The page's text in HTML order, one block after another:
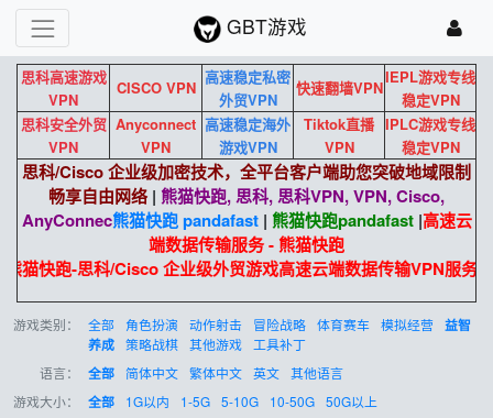
GBT游戏
思科高速游戏
VPN
CISCO VPN
高速稳定私密
外贸VPN
快速翻墙VPN
IEPL游戏专线
稳定VPN
思科安全外贸
VPN
Anyconnect
VPN
高速稳定海外
游戏VPN
Tiktok直播
VPN
IPLC游戏专线
稳定VPN
思科/Cisco 企业级加密技术，全平台客户端助您突破地域限制
畅享自由网络 | 熊猫快跑, 思科, 思科VPN, VPN, Cisco,
AnyConnec熊猫快跑 pandafast| 熊猫快跑pandafast|高速云
端数据传输服务 - 熊猫快跑
熊猫快跑-思科/Cisco 企业级外贸游戏高速云端数据传输VPN服务
游戏类别： 全部 角色扮演 动作射击 冒险战略 体育赛车 模拟经营 益智
养成 策略战棋 其他游戏
工具补丁
语言：
全部 简体中文 繁体中文 英文 其他语言
游戏大小：
全部 1G以内 1-5G 5-10G 10-50G 50G以上